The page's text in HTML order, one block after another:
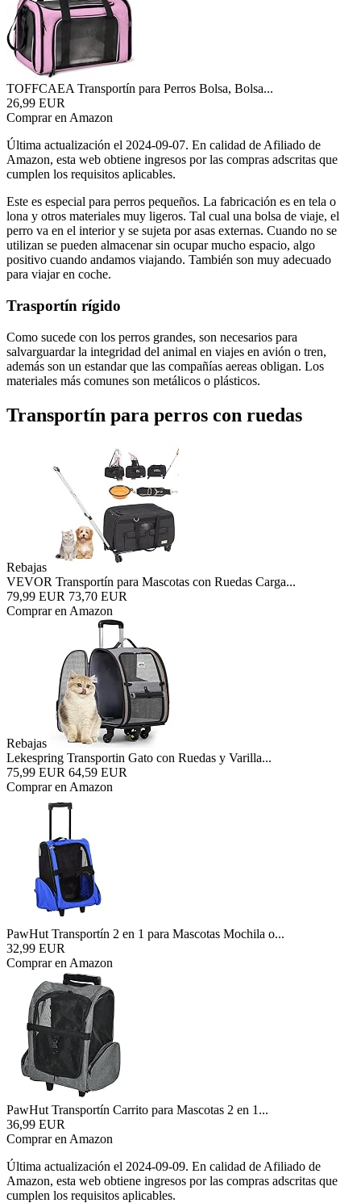
TOFFCAEA Transportín para Perros Bolsa, Bolsa...
26,99 EUR
Comprar en Amazon
Última actualización el 2024-09-07. En calidad de Afiliado de
Amazon, esta web obtiene ingresos por las compras adscritas que
cumplen los requisitos aplicables.
Este es especial para perros pequeños. La fabricación es en tela o
lona y otros materiales muy ligeros. Tal cual una bolsa de viaje, el
perro va en el interior y se sujeta por asas externas. Cuando no se
utilizan se pueden almacenar sin ocupar mucho espacio, algo
positivo cuando andamos viajando. También son muy adecuado
para viajar en coche.
Trasportín rígido
Como sucede con los perros grandes, son necesarios para
salvarguardar la integridad del animal en viajes en avión o tren,
además son un estandar que las compañías aereas obligan. Los
materiales más comunes son metálicos o plásticos.
Transportín para perros con ruedas
Rebajas
VEVOR Transportín para Mascotas con Ruedas Carga...
79,99 EUR 73,70 EUR
Comprar en Amazon
Rebajas
Lekespring Transportin Gato con Ruedas y Varilla...
75,99 EUR 64,59 EUR
Comprar en Amazon
PawHut Transportín 2 en 1 para Mascotas Mochila o...
32,99 EUR
Comprar en Amazon
PawHut Transportín Carrito para Mascotas 2 en 1...
36,99 EUR
Comprar en Amazon
Última actualización el 2024-09-09. En calidad de Afiliado de
Amazon, esta web obtiene ingresos por las compras adscritas que
cumplen los requisitos aplicables.